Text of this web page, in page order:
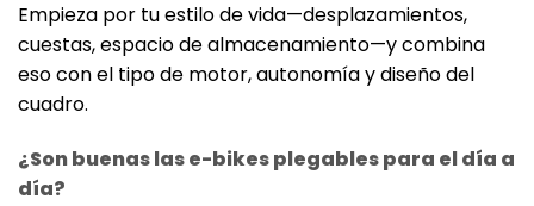
Empieza por tu estilo de vida—desplazamientos,
cuestas, espacio de almacenamiento—y combina
eso con el tipo de motor, autonomía y diseño del
cuadro.
¿Son buenas las e-bikes plegables para el día a
día?